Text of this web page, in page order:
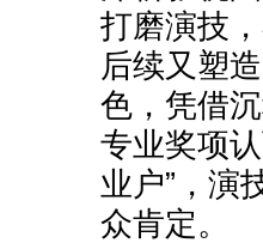
打磨演技
后续又塑
色，凭借
专业奖项
业户”，演
众肯定。